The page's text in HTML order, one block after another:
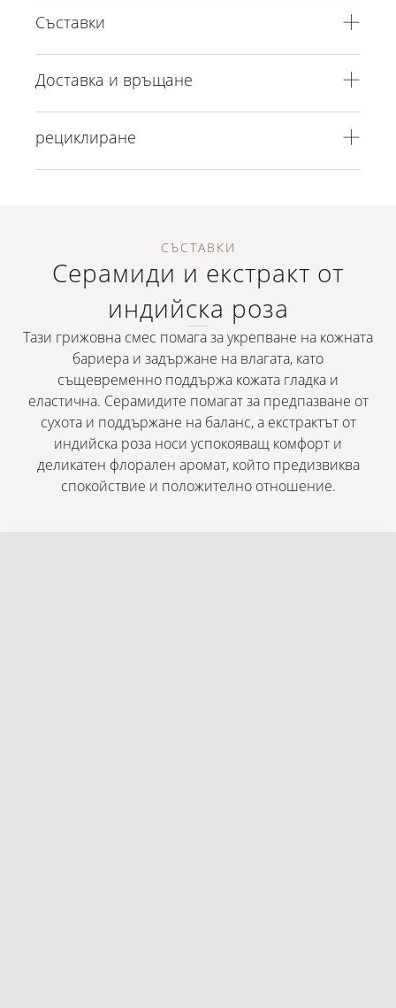
Съставки
Доставка и връщане
рециклиране
СЪСТАВКИ
Серамиди и екстракт от
индийска роза
Тази грижовна смес помага за укрепване на кожната
бариера и задържане на влагата, като
същевременно поддържа кожата гладка и
еластична. Серамидите помагат за предпазване от
сухота и поддържане на баланс, а екстрактът от
индийска роза носи успокояващ комфорт и
деликатен флорален аромат, който предизвиква
спокойствие и положително отношение.